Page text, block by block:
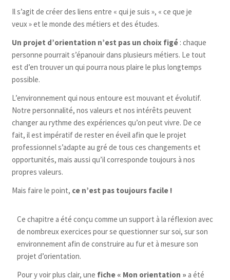
Il s’agit de créer des liens entre « qui je suis », « ce que je
veux » et le monde des métiers et des études.
Un projet d’orientation n’est pas un choix figé : chaque
personne pourrait s’épanouir dans plusieurs métiers. Le tout
est d’en trouver un qui pourra nous plaire le plus longtemps
possible.
L’environnement qui nous entoure est mouvant et évolutif.
Notre personnalité, nos valeurs et nos intérêts peuvent
changer au rythme des expériences qu’on peut vivre. De ce
fait, il est impératif de rester en éveil afin que le projet
professionnel s’adapte au gré de tous ces changements et
opportunités, mais aussi qu’il corresponde toujours à nos
propres valeurs.
Mais faire le point, ce n’est pas toujours facile !
Ce chapitre a été conçu comme un support à la réflexion avec
de nombreux exercices pour se questionner sur soi, sur son
environnement afin de construire au fur et à mesure son
projet d’orientation.
Pour y voir plus clair, une fiche « Mon orientation » a été